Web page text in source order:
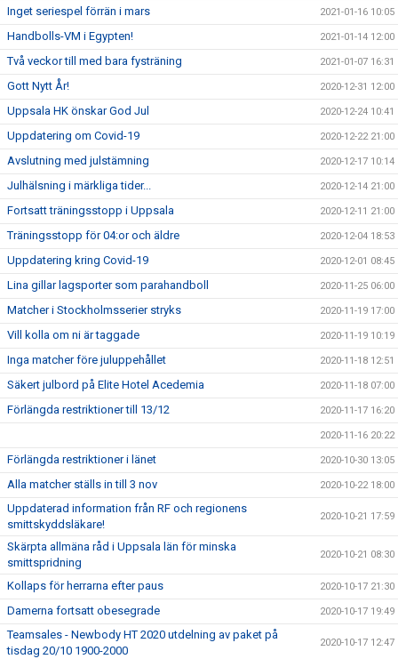
Inget seriespel förrän i mars 2021-01-16 10:05
Handbolls-VM i Egypten! 2021-01-14 12:00
Två veckor till med bara fysträning 2021-01-07 16:31
Gott Nytt År! 2020-12-31 12:00
Uppsala HK önskar God Jul 2020-12-24 10:41
Uppdatering om Covid-19 2020-12-22 21:00
Avslutning med julstämning 2020-12-17 10:14
Julhälsning i märkliga tider... 2020-12-14 21:00
Fortsatt träningsstopp i Uppsala 2020-12-11 21:00
Träningsstopp för 04:or och äldre 2020-12-04 18:53
Uppdatering kring Covid-19 2020-12-01 08:45
Lina gillar lagsporter som parahandboll 2020-11-25 06:00
Matcher i Stockholmsserier stryks 2020-11-19 17:00
Vill kolla om ni är taggade 2020-11-19 10:19
Inga matcher före juluppehållet 2020-11-18 12:51
Säkert julbord på Elite Hotel Acedemia 2020-11-18 07:00
Förlängda restriktioner till 13/12 2020-11-17 16:20
2020-11-16 20:22
Förlängda restriktioner i länet 2020-10-30 13:05
Alla matcher ställs in till 3 nov 2020-10-22 18:00
Uppdaterad information från RF och regionens
smittskyddsläkare!
2020-10-21 17:59
Skärpta allmäna råd i Uppsala län för minska
smittspridning
2020-10-21 08:30
Kollaps för herrarna efter paus 2020-10-17 21:30
Damerna fortsatt obesegrade 2020-10-17 19:49
Teamsales - Newbody HT 2020 utdelning av paket på
tisdag 20/10 1900-2000
2020-10-17 12:47